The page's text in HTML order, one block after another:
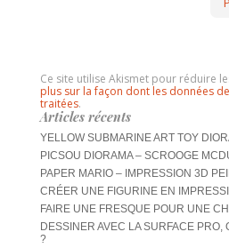
Ce site utilise Akismet pour réduire
plus sur la façon dont les données
traitées.
Articles récents
YELLOW SUBMARINE ART TOY
PICSOU DIORAMA – SCROOGE
PAPER MARIO – IMPRESSION 3D
CRÉER UNE FIGURINE EN
FAIRE UNE FRESQUE POUR UNE
DESSINER AVEC LA SURFACE PRO,
?